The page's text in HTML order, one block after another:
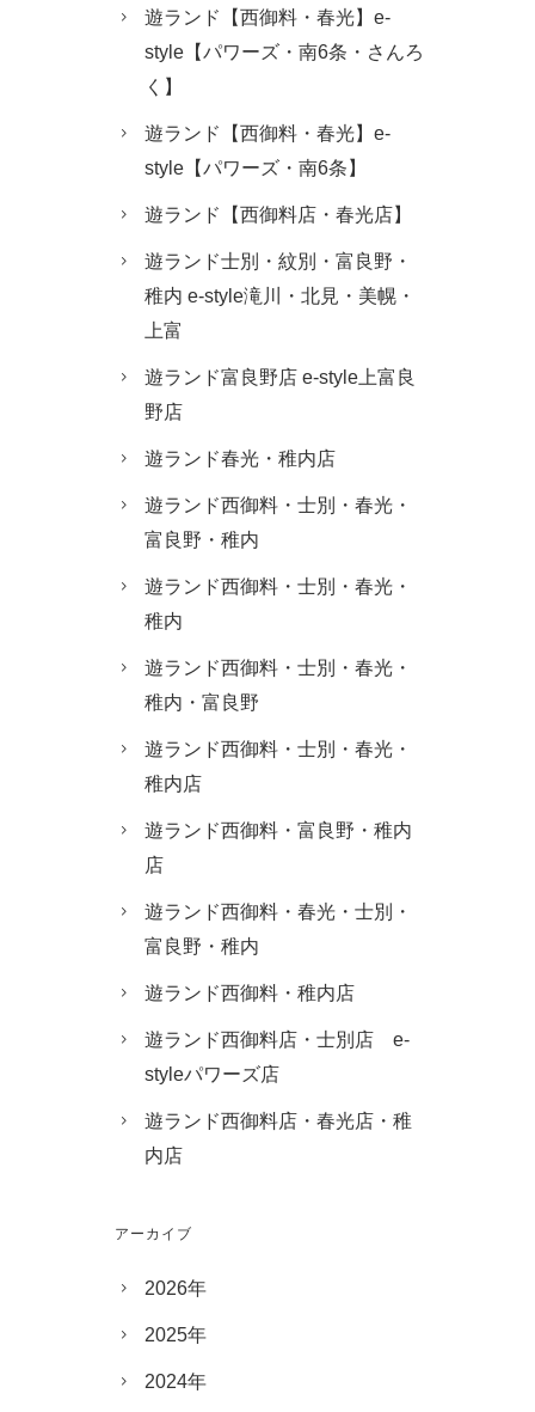
遊ランド【西御料・春光】e-
style【パワーズ・南6条・さんろ
く】
遊ランド【西御料・春光】e-
style【パワーズ・南6条】
遊ランド【西御料店・春光店】
遊ランド士別・紋別・富良野・
稚内 e-style滝川・北見・美幌・
上富
遊ランド富良野店 e-style上富良
野店
遊ランド春光・稚内店
遊ランド西御料・士別・春光・
富良野・稚内
遊ランド西御料・士別・春光・
稚内
遊ランド西御料・士別・春光・
稚内・富良野
遊ランド西御料・士別・春光・
稚内店
遊ランド西御料・富良野・稚内
店
遊ランド西御料・春光・士別・
富良野・稚内
遊ランド西御料・稚内店
遊ランド西御料店・士別店 e-
styleパワーズ店
遊ランド西御料店・春光店・稚
内店
アーカイブ
2026年
2025年
2024年